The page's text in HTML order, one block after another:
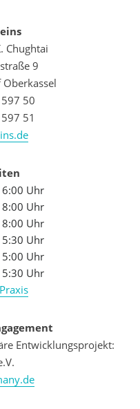
Chughtai
9
50
51
Uhr
Uhr
Uhr
Uhr
Uhr
Uhr
Entwicklungsprojekt: